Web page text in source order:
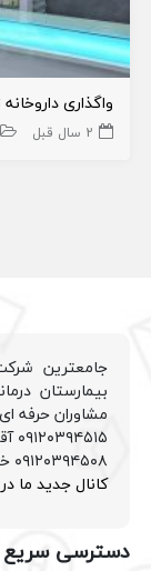
واگذاری
2 سال قبل
جامعترین
بیمارستان
مشاوران حرفه
۰۹۱۲۰۳۹۴۵۱۵ آقای پرسته
۰۹۱۲۰۳۹۴۵۰۸ خانم لواسانی
کانال جدید ما
دسترسی سریع